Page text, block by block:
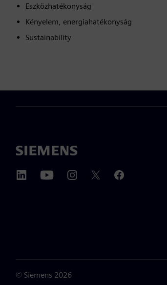
Eszközhatékonyság
Kényelem, energiahatékonyság
Sustainability
© Siemens 2026